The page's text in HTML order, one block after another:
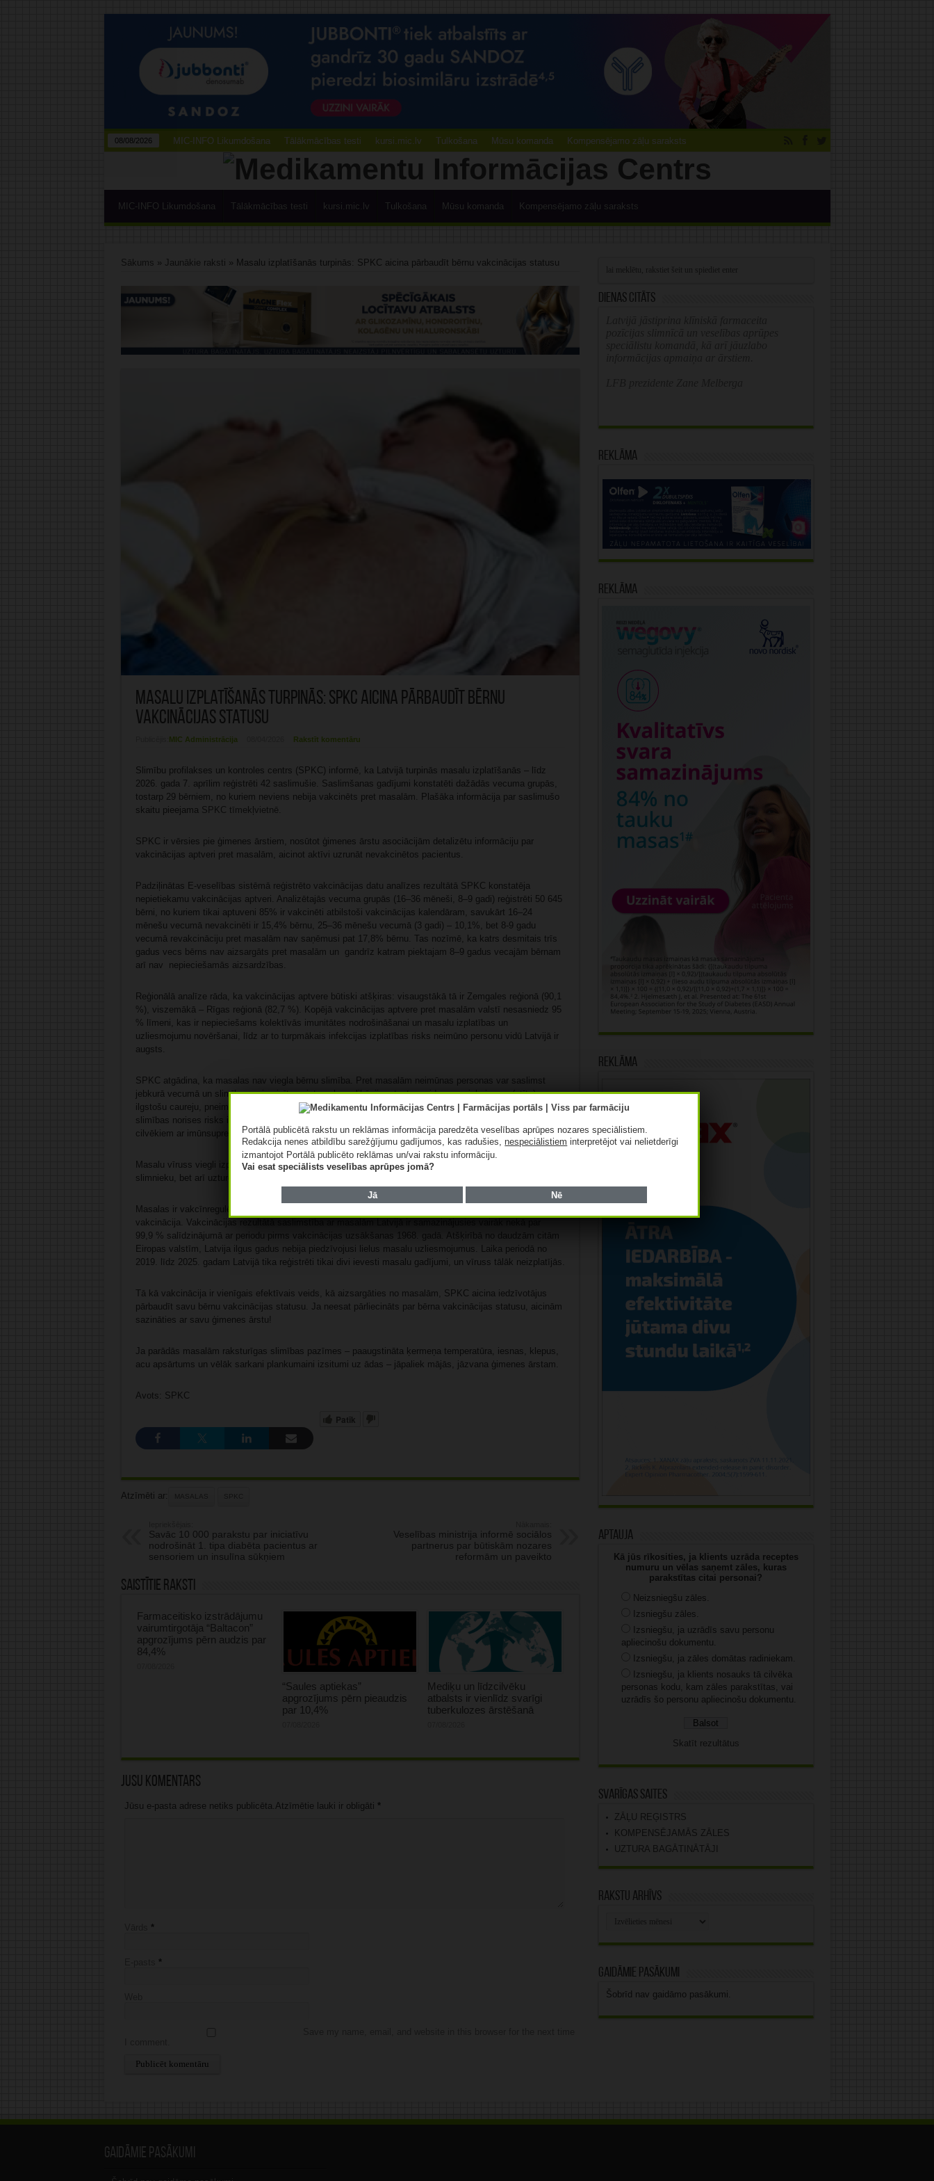
08/08/2026 MIC-INFO Likumdošana Tālākmācības testi kursi.mic.lv Tulkošana Mūsu komanda Kompensējamo zāļu saraksts
MIC-INFO Likumdošana Tālākmācības testi kursi.mic.lv Tulkošana Mūsu komanda Kompensējamo zāļu saraksts
Sākums » Jaunākie raksti » Masalu izplatīšanās turpinās: SPKC aicina pārbaudīt bērnu vakcinācijas statusu
Masalu izplatīšanās turpinās: SPKC aicina pārbaudīt bērnu
vakcinācijas statusu
MIC Administrācija Rakstīt komentāru
Slimību profilakses un kontroles centrs (SPKC) informē, ka Latvijā turpinās masalu izplatīšanās – līdz
2026. gada 7. aprīlim reģistrēti 42 saslimušie. Saslimšanas gadījumi konstatēti dažādās vecuma grupās,
tostarp 29 bērniem, no kuriem neviens nebija vakcinēts pret masalām. Plašāka informācija par saslimušo
skaitu pieejama SPKC tīmekļvietnē
SPKC ir vērsies pie ģimenes ārstiem, nosūtot ģimenes ārstu asociācijām detalizētu informāciju par
vakcinācijas aptveri pret masalām, aicinot aktīvi uzrunāt nevakcinētos pacientus.
Padziļinātas E‑veselības sistēmā reģistrēto vakcinācijas datu analīzes rezultātā SPKC konstatēja
nepietiekamu vakcinācijas aptveri. Analizētajās vecuma grupās (16–36 mēneši, 8–9 gadi) reģistrēti 50 645
bērni, no kuriem tikai aptuveni 85% ir vakcinēti atbilstoši vakcinācijas kalendāram, savukārt 16–24
mēnešu vecumā nevakcinēti ir 15,4% bērnu, 25–36 mēnešu vecumā (3 gadi) – 10,1%, bet 8-9 gadu
vecumā revakcināciju pret masalām nav saņēmusi pat 17,8% bērnu. Tas nozīmē, ka katrs desmitais trīs
gadus vecs bērns nav aizsargāts pret masalām un gandrīz katram piektajam 8–9 gadus vecajām bērnam
arī nav nepieciešamās aizsardzības.
Reģionālā analīze rāda, ka vakcinācijas aptvere būtiski atšķiras: visaugstākā tā ir Zemgales reģionā (90,1
%), viszemākā – Rīgas reģionā (82,7 %). Kopējā vakcinācijas aptvere pret masalām valstī nesasniedz 95
% līmeni, kas ir nepieciešams kolektīvās imunitātes nodrošināšanai un masalu izplatības un
uzliesmojumu novēršanai, līdz ar to turpmākais infekcijas izplatības risks neimūno personu vidū Latvijā ir
augsts.
SPKC atgādina, ka masalas nav viegla bērnu slimība. Pret masalām neimūnas personas var saslimst
jebkurā vecumā un slimība var izraisīt nopietnas komplikācijas, tostarp vidusauss iekaisumu (otītu),
ilgstošu caureju, pneimoniju jeb plaušu karsoni, encefalītu (smadzeņu iekaisumu). Vislielākais smagas
slimības norises risks ir bērniem līdz 5 gadu vecumam, pieaugušajiem virs 20 gadiem, grūtniecēm,
cilvēkiem ar imūnsupresiju (HIV infekciju, leikēmiju u.c.).
Masalu vīruss viegli izplatās pa gaisu, līdz ar to inficēšanās iespējama ne tikai tiešā kontaktā ar
slimnieku, bet arī uzturoties telpās, kur inficētā persona atradusies.
Masalas ir vakcīnregulējama infekcija, un efektīvākais veids, kā sevi un citus pasargāt no saslimšanas, ir
vakcinācija. Vakcinācijas rezultātā saslimstība ar masalām Latvijā ir samazinājusies vairāk nekā par
99,9 % salīdzinājumā ar periodu pirms vakcinācijas uzsākšanas 1968. gadā. Atšķirībā no daudzām citām
Eiropas valstīm, Latvija ilgus gadus nebija piedzīvojusi lielus masalu uzliesmojumus. Laika periodā no
2019. līdz 2025. gadam Latvijā tika reģistrēti tikai divi ievesti masalu gadījumi, un vīruss tālāk neizplatījās.
Tā kā vakcinācija ir vienīgais efektīvais veids, kā aizsargāties no masalām, SPKC aicina iedzīvotājus
pārbaudīt savu bērnu vakcinācijas statusu. Ja neesat pārliecināts par bērna vakcinācijas statusu, aicinām
sazināties ar savu ģimenes ārstu!
Ja parādās masalām raksturīgas slimības pazīmes – paaugstināta ķermeņa temperatūra, iesnas, klepus,
acu apsārtums un vēlāk sarkani plankumaini izsitumi uz ādas – jāpaliek mājās, jāzvana ģimenes ārstam.
Avots: SPKC
Patīk
Atzīmēti ar: MASALAS SPKC
Savāc 10 000 parakstu par iniciatīvu
nodrošināt 1. tipa diabēta pacientus ar
sensoriem un insulīna sūkņiem
Veselības ministrija informē sociālos
partnerus par būtiskām nozares
reformām un paveikto
Saistītie raksti
Farmaceitisko izstrādājumu
vairumtirgotāja “Baltacon”
apgrozījums pērn audzis par
84,4%
“Saules aptiekas”
apgrozījums pērn pieaudzis
par 10,4%
Mediķu un līdzcilvēku
atbalsts ir vienlīdz svarīgi
tuberkulozes ārstēšanā
Jūsu komentārs
Jūsu e-pasta adrese netiks publicēta.Atzīmētie lauki ir obligāti *
*
*
Dienas citāts
Reklāma
Reklāma
Reklāma
Aptauja
Kā jūs rīkosities, ja klients uzrāda receptes
numuru un vēlas saņemt zāles, kuras
parakstītas citai personai?
Neizsniegšu zāles.
Izsniegšu zāles.
Izsniegšu, ja uzrādīs savu personu
apliecinošu dokumentu.
Izsniegšu, ja zāles domātas radiniekam.
Izsniegšu, ja klients nosauks tā cilvēka
personas kodu, kam zāles parakstītas, vai
uzrādīs šo personu apliecinošu dokumentu.
Skatīt rezultātus
Svarīgas saites
ZĀĻU REĢISTRS
KOMPENSĒJAMĀS ZĀLES
UZTURA BAGĀTINĀTĀJI
Rakstu arhīvs
Gaidāmie pasākumi
Šobrīd nav gaidāmo pasākumi.
Gaidāmie pasākumi
Portālā publicētā rakstu un reklāmas informācija paredzēta veselības aprūpes nozares speciālistiem.
Redakcija nenes atbildību sarežģījumu gadījumos, kas radušies,nespeciālistiem interpretējot vai nelietderīgi
izmantojot Portālā publicēto reklāmas un/vai rakstu informāciju.
Vai esat speciālists veselības aprūpes jomā?
Jā Nē